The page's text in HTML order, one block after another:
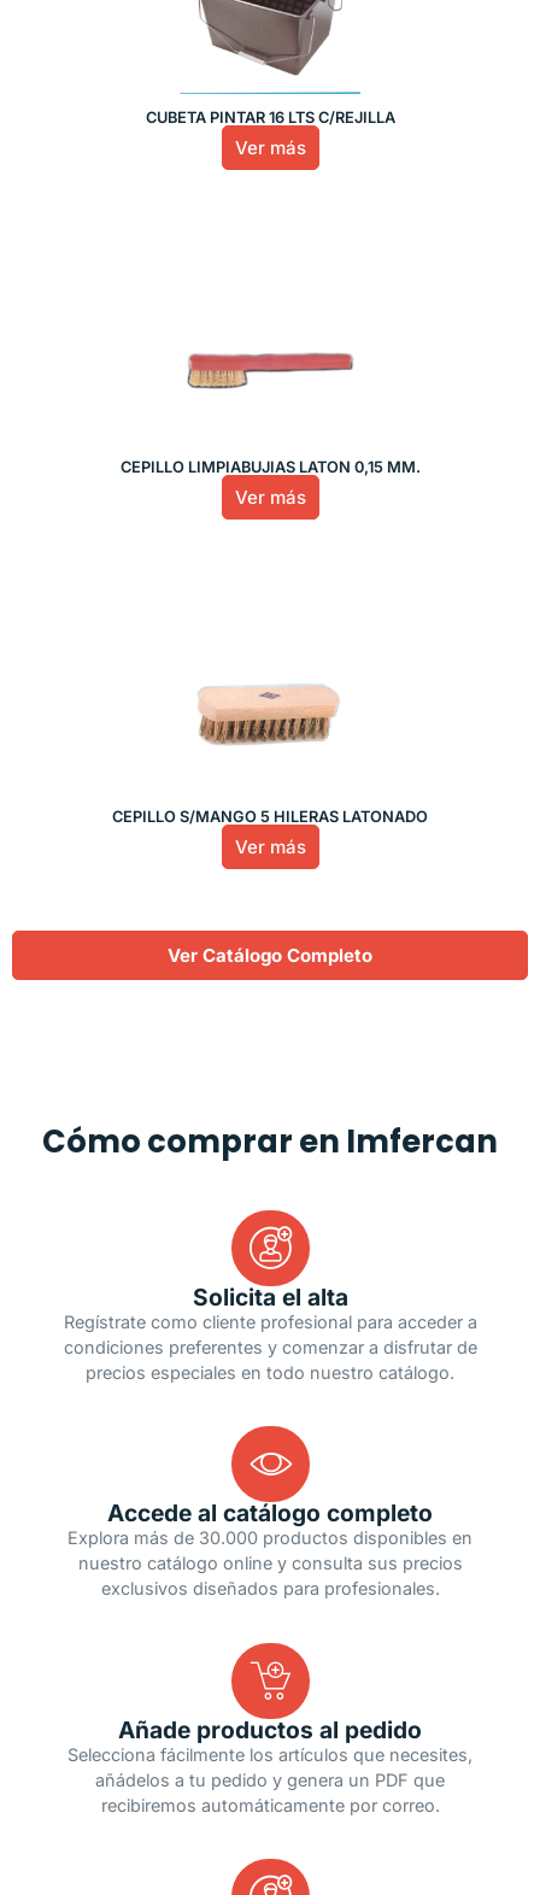
CUBETA PINTAR 16 LTS C/REJILLA
Ver más
CEPILLO LIMPIABUJIAS LATON 0,15 MM.
Ver más
CEPILLO S/MANGO 5 HILERAS LATONADO
Ver más
Ver Catálogo Completo
Cómo comprar en Imfercan
Solicita el alta
Regístrate como cliente profesional para acceder a
condiciones preferentes y comenzar a disfrutar de
precios especiales en todo nuestro catálogo.
Accede al catálogo completo
Explora más de 30.000 productos disponibles en
nuestro catálogo online y consulta sus precios
exclusivos diseñados para profesionales.
Añade productos al pedido
Selecciona fácilmente los artículos que necesites,
añádelos a tu pedido y genera un PDF que
recibiremos automáticamente por correo.